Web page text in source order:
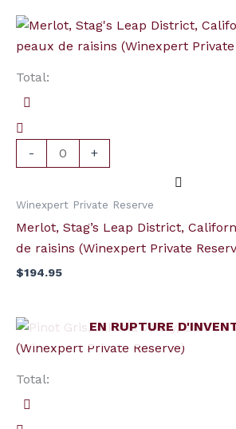
Total:
-
quantité
de
Stag's
Leap
District,
Californie
-
peaux
de
raisins
(Winexpert
Reserve)
+
Winexpert Private Reserve
Merlot, Stag’s Leap District,
de raisins (Winexpert Private
$194.95
EN RUPTURE
Total: